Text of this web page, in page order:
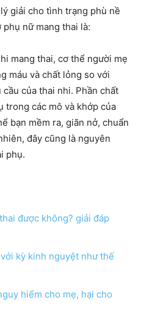
giải cho tình trạng phù nề
phụ nữ mang thai là:
mang thai, cơ thể người mẹ
máu và chất lỏng so với
của thai nhi. Phần chất
trong các mô và khớp của
bạn mềm ra, giãn nở, chuẩn
đây cũng là nguyên
phụ.
được không? giải đáp
kỳ kinh nguyệt như thế
hiểm cho mẹ, hại cho